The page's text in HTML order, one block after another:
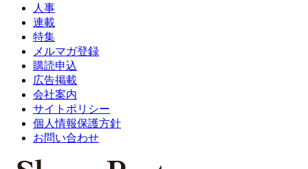
人事
連載
特集
メルマガ登録
購読申込
広告掲載
会社案内
サイトポリシー
個人情報保護方針
お問い合わせ